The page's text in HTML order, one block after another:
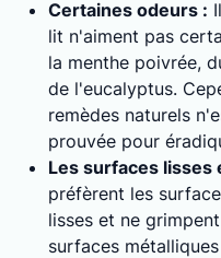
Certaines odeurs :
lit n'aiment pas
la menthe poivrée,
de l'eucalyptus.
remèdes naturels
prouvée pour
Les surfaces lisses
préfèrent les
lisses et ne
surfaces